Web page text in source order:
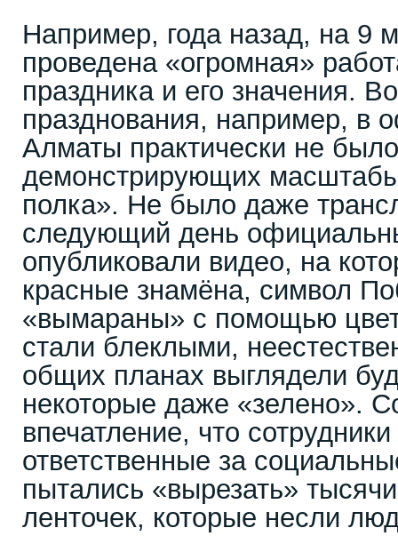
Например, года назад, на 9
проведена «огромная»
праздника и его значения.
празднования, например, в
Алматы практически не
демонстрирующих
полка». Не было даже
следующий день
опубликовали видео, на
красные знамёна, символ
«вымараны» с помощью
стали блеклыми,
общих планах выглядели
некоторые даже «зелено».
впечатление, что
ответственные за
пытались «вырезать»
ленточек, которые несли